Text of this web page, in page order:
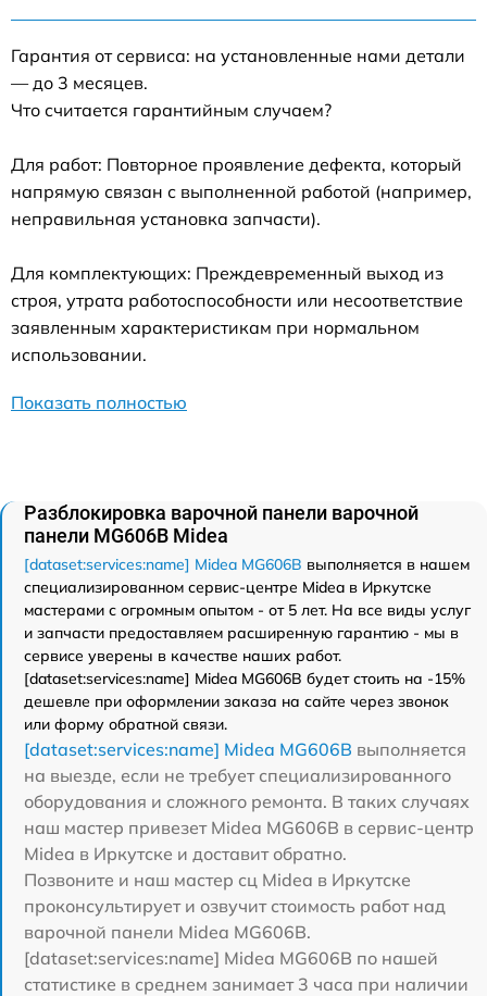
Гарантия от сервиса: на установленные нами детали
— до 3 месяцев.
Что считается гарантийным случаем?
Для работ: Повторное проявление дефекта, который
напрямую связан с выполненной работой (например,
неправильная установка запчасти).
Для комплектующих: Преждевременный выход из
строя, утрата работоспособности или несоответствие
заявленным характеристикам при нормальном
использовании.
Показать полностью
Разблокировка варочной панели варочной
панели MG606B Midea
[dataset:services:name] Midea MG606B выполняется в нашем
специализированном сервис-центре Midea в Иркутске
мастерами с огромным опытом - от 5 лет. На все виды услуг
и запчасти предоставляем расширенную гарантию - мы в
сервисе уверены в качестве наших работ.
[dataset:services:name] Midea MG606B будет стоить на -15%
дешевле при оформлении заказа на сайте через звонок
или форму обратной связи.
[dataset:services:name] Midea MG606B выполняется
на выезде, если не требует специализированного
оборудования и сложного ремонта. В таких случаях
наш мастер привезет Midea MG606B в сервис-центр
Midea в Иркутске и доставит обратно.
Позвоните и наш мастер сц Midea в Иркутске
проконсультирует и озвучит стоимость работ над
варочной панели Midea MG606B.
[dataset:services:name] Midea MG606B по нашей
статистике в среднем занимает 3 часа при наличии